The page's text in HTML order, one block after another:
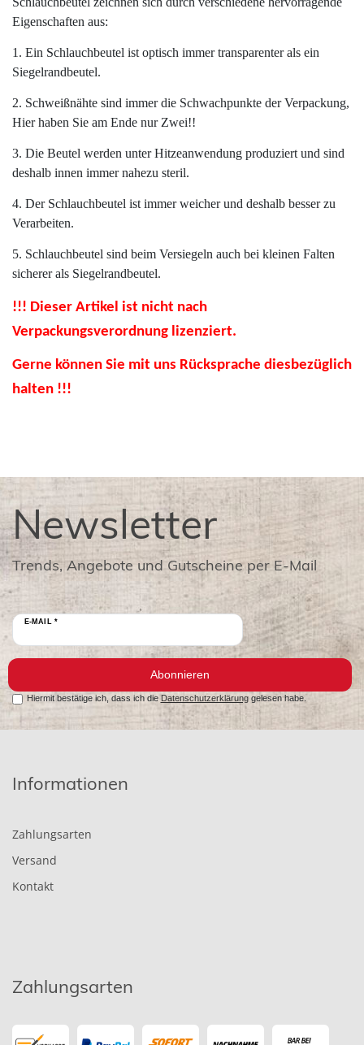
Eigenschaften aus:
1. Ein Schlauchbeutel ist optisch immer transparenter als ein
Siegelrandbeutel.
2. Schweißnähte sind immer die Schwachpunkte der Verpackung,
Hier haben Sie am Ende nur Zwei!!
3. Die Beutel werden unter Hitzeanwendung produziert und sind
deshalb innen immer nahezu steril.
4. Der Schlauchbeutel ist immer weicher und deshalb besser zu
Verarbeiten.
5. Schlauchbeutel sind beim Versiegeln auch bei kleinen Falten
sicherer als Siegelrandbeutel.
!!! Dieser Artikel ist nicht nach
Verpackungsverordnung lizenziert.
Gerne können Sie mit uns Rücksprache diesbezüglich
halten !!!
Newsletter
Trends, Angebote und Gutscheine per E-Mail
E-MAIL *
Abonnieren
Hiermit bestätige ich, dass ich die Datenschutzerklärunggelesen habe.
Informationen
Zahlungsarten
Versand
Kontakt
Zahlungsarten